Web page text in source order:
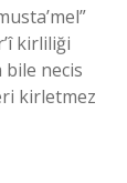
kirliliği
necis
kirletmez